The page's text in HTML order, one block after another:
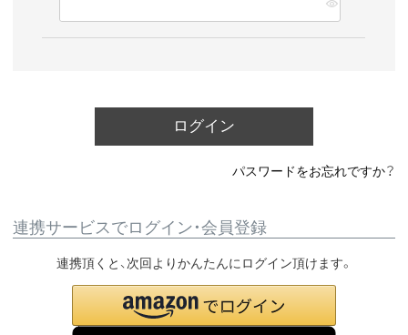
ログイン
パスワードをお忘れですか？
連携サービスでログイン・会員登録
連携頂くと、次回よりかんたんにログイン頂けます。